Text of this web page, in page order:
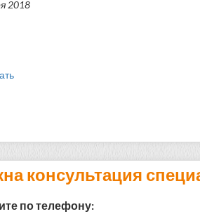
2018
консультация
по телефону: